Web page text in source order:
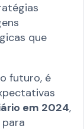
que
futuro, é
em 2024,